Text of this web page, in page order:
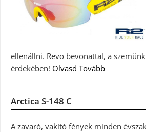
ellenállni. Revo bevonattal, a szemünk
érdekében! Olvasd Tovább
Arctica S-148 C
A zavaró, vakító fények minden